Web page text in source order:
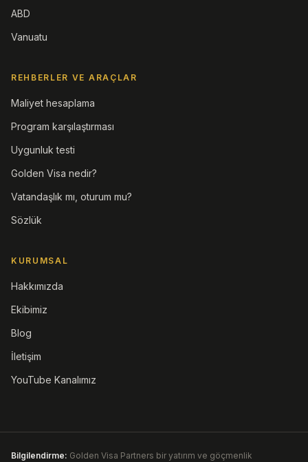
ABD
Vanuatu
REHBERLER VE ARAÇLAR
Maliyet hesaplama
Program karşılaştırması
Uygunluk testi
Golden Visa nedir?
Vatandaşlık mı, oturum mu?
Sözlük
KURUMSAL
Hakkımızda
Ekibimiz
Blog
İletişim
YouTube Kanalımız
Bilgilendirme: Golden Visa Partners bir yatırım ve göçmenlik